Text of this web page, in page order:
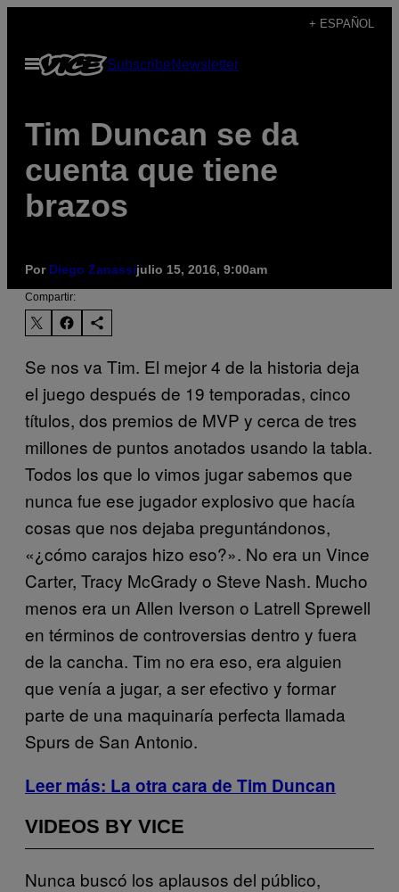
contenido
+ ESPAÑOL
Abrir
Menú
SubscribeNewsletter
Tim Duncan se da
cuenta que tiene
brazos
Por Diego Zanassijulio 15, 2016, 9:00am
Compartir:
Se nos va Tim. El mejor 4 de la historia deja
el juego después de 19 temporadas, cinco
títulos, dos premios de MVP y cerca de tres
millones de puntos anotados usando la tabla.
Todos los que lo vimos jugar sabemos que
nunca fue ese jugador explosivo que hacía
cosas que nos dejaba preguntándonos,
«¿cómo carajos hizo eso?». No era un Vince
Carter, Tracy McGrady o Steve Nash. Mucho
menos era un Allen Iverson o Latrell Sprewell
en términos de controversias dentro y fuera
de la cancha. Tim no era eso, era alguien
que venía a jugar, a ser efectivo y formar
parte de una maquinaría perfecta llamada
Spurs de San Antonio.
Leer más: La otra cara de Tim Duncan
VIDEOS BY VICE
Nunca buscó los aplausos del público,